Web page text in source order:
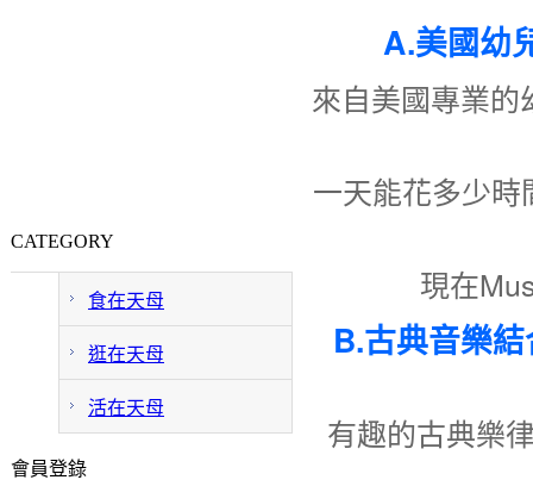
CATEGORY
食在天母
逛在天母
活在天母
會員登錄
A.美國幼
來自美國專業
一天能花多少
現在
B.古典音樂
有趣的古典樂